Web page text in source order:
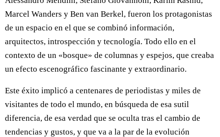
Marcel Wanders y Ben van Berkel, fueron los protagonistas
de un espacio en el que se combinó información,
arquitectos, introspección y tecnología. Todo ello en el
contexto de un «bosque» de columnas y espejos, que creaba
un efecto escenográfico fascinante y extraordinario.
Este éxito implicó a centenares de periodistas y miles de
visitantes de todo el mundo, en búsqueda de esa sutil
diferencia, de esa verdad que se oculta tras el cambio de
tendencias y gustos, y que va a la par de la evolución